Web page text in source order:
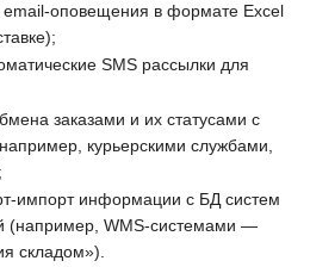
email-оповещения в формате Excel
SMS рассылки для
заказами и их статусами с
курьерскими службами,
импорт информации с БД систем
(например, WMS-системами —
складом»).